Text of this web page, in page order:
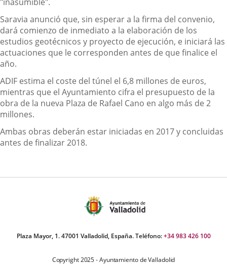
Saravia anunció que, sin esperar a la firma del convenio,
dará comienzo de inmediato a la elaboración de los
estudios geotécnicos y proyecto de ejecución, e iniciará las
actuaciones que le corresponden antes de que finalice el
año.
ADIF estima el coste del túnel el 6,8 millones de euros,
mientras que el Ayuntamiento cifra el presupuesto de la
obra de la nueva Plaza de Rafael Cano en algo más de 2
millones.
Ambas obras deberán estar iniciadas en 2017 y concluidas
antes de finalizar 2018.
Plaza Mayor, 1. 47001 Valladolid, España. Teléfono:+34 983 426 100
Copyright 2025 - Ayuntamiento de Valladolid